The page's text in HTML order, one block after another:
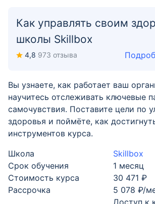
Как управлять своим
школы Skillbox
4,8 973 отзыва
Вы узнаете, как работает ваш
научитесь отслеживать ключевые
самочувствия. Поставите цели по
здоровья и поймёте, как
инструментов курса.
Школа
Skillbox
Срок обучения
1 месяц
Стоимость курса
30 471 ₽
Рассрочка
5 078 ₽/
Доступ к